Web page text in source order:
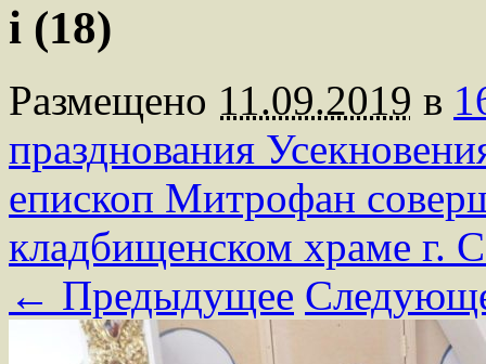
i (18)
Размещено 11.09.2019 в
празднования
епископ Митрофан
кладбищенском храме г.
← Предыдущее